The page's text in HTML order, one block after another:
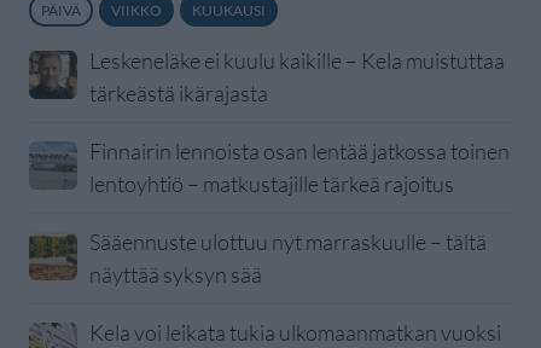
PÄIVÄ VIIKKO KUUKAUSI
Leskeneläke ei kuulu kaikille – Kela muistuttaa
tärkeästä ikärajasta
Finnairin lennoista osan lentää jatkossa toinen
lentoyhtiö – matkustajille tärkeä rajoitus
Sääennuste ulottuu nyt marraskuulle – tältä
näyttää syksyn sää
Kela voi leikata tukia ulkomaanmatkan vuoksi